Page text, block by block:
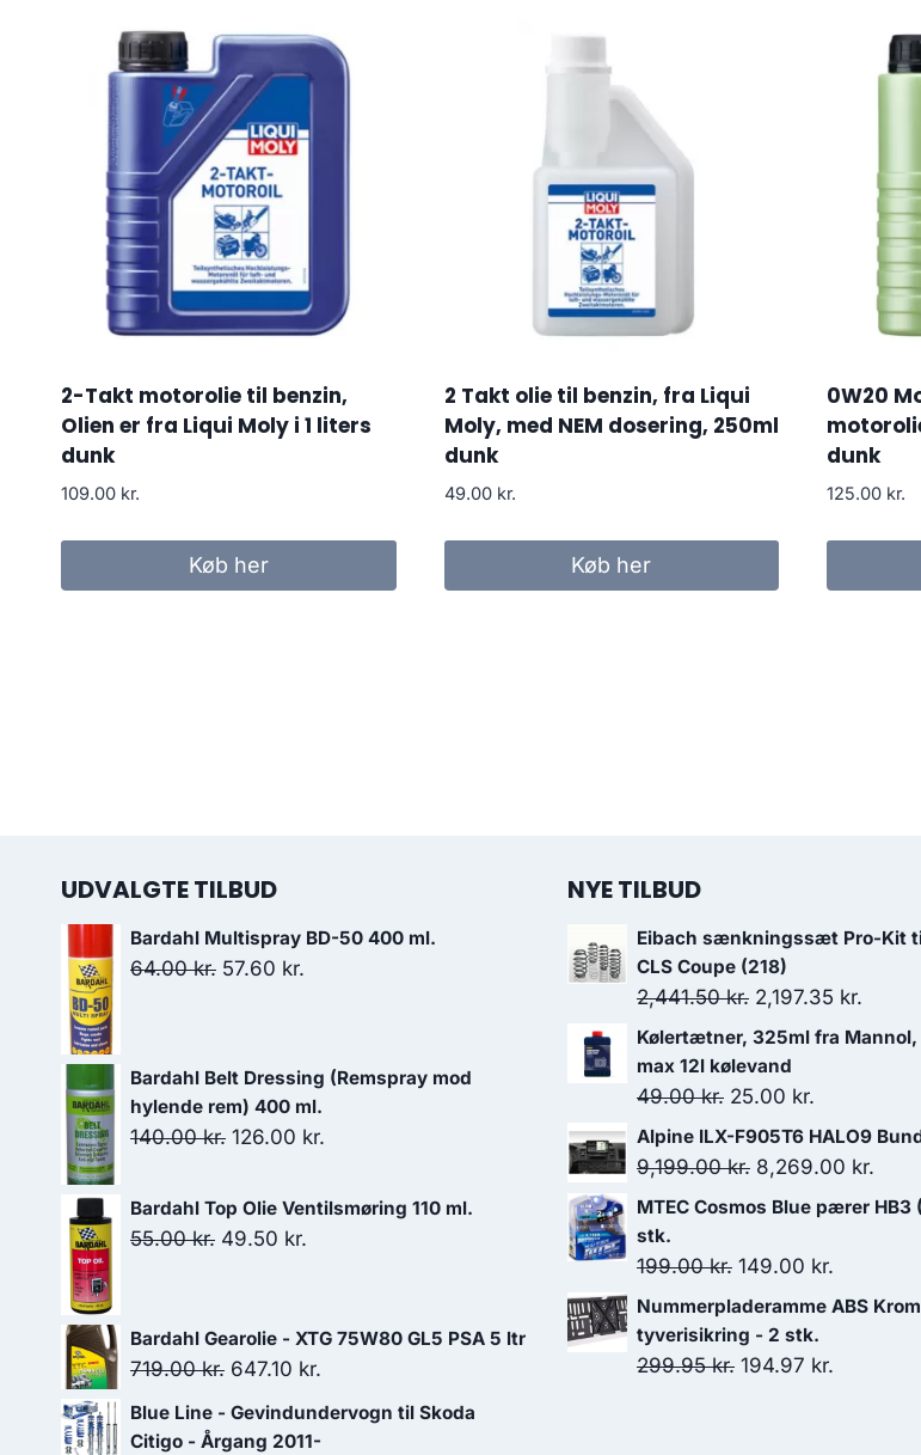
2-Takt motorolie til benzin,
Olien er fra Liqui Moly i 1 liters
dunk
109.00 kr.
Køb her
2 Takt olie til benzin, fra Liqui
Moly, med NEM dosering, 250ml
dunk
49.00 kr.
Køb her
0W20
dunk
125.00 kr.
UDVALGTE TILBUD
Bardahl Multispray BD-50 400 ml.
64.00kr. Den
var:
64.00 kr..
57.60 kr.
57.60 kr..
Bardahl Belt Dressing (Remspray mod
hylende rem) 400 ml.
140.00kr. Den
pris
var:
126.00 kr.
pris
Bardahl Top Olie Ventilsmøring 110 ml.
55.00kr. Den
var:
55.00 kr..
49.50 kr.
er:
49.50 kr..
Bardahl Gearolie - XTG 75W80 GL5 PSA 5 ltr
719.00kr. Den
oprindelige
pris
647.10 kr.
aktuelle
Blue Line - Gevindundervogn til Skoda
Citigo - Årgang 2011-
NYE TILBUD
Eibach sænkningssæt Pro-Kit
CLS Coupe (218)
2,441.50kr. Den
oprindelige
pris
var:
2,441.50 kr..
2,197.35 kr.
Kølertætner, 325ml fra
max 12l kølevand
49.00kr. Den
oprindelige
pris
49.00 kr..
25.00 kr.
aktuelle
pris
25.00 kr..
Alpine ILX-F905T6 HALO9
9,199.00kr. Den
oprindelige
var:
9,199.00 kr..
8,269.00 kr.
MTEC Cosmos Blue pærer HB3
stk.
199.00kr. Den
oprindelige
pris
var:
149.00 kr.
aktuelle
Nummerpladeramme ABS
tyverisikring - 2 stk.
299.95kr. Den
194.97 kr.